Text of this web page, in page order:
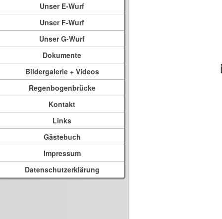
Unser E-Wurf
Unser F-Wurf
Unser G-Wurf
Dokumente
Bildergalerie + Videos
Regenbogenbrücke
Kontakt
Links
Gästebuch
Impressum
Datenschutzerklärung